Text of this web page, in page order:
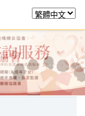
課程活動